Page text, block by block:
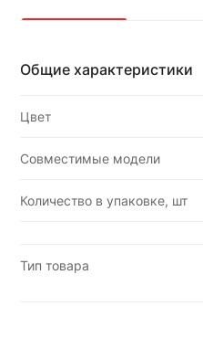
Общие характеристики
Цвет
Совместимые модели
Количество в упаковке, шт
Тип товара